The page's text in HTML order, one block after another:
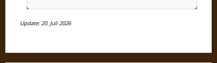
Update: 20. Juli 2026